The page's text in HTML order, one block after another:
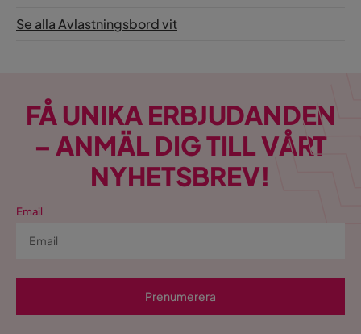
Se alla Avlastningsbord vit
FÅ UNIKA ERBJUDANDEN
– ANMÄL DIG TILL VÅRT
NYHETSBREV!
Email
Prenumerera